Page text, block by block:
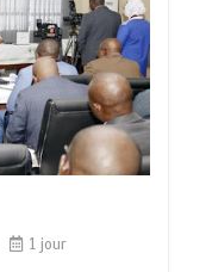
1 jour